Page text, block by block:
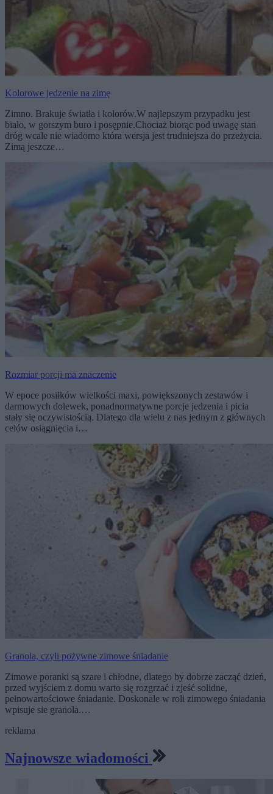
Kolorowe jedzenie na zimę
Zimno. Brakuje światła i kolorów.W najlepszym przypadku jest
biało, w gorszym buro i posępnie.Chociaż biorąc pod uwagę stan
dróg wcale nie wiadomo która wersja jest trudniejsza do przeżycia.
Zimą jeszcze…
Rozmiar porcji ma znaczenie
W epoce posiłków wielkości maxi, powiększonych zestawów i
darmowych dolewek, ponadnormatywne porcje jedzenia i picia
stały się oczywistością. Dlatego dla wielu z nas jednym z głównych
celów osiągnięcia i…
Granola, czyli pożywne zimowe śniadanie
Zimowe poranki są szare i chłodne, dlatego by dobrze zacząć dzień,
przed wyjściem z domu warto się rozgrzać i zjeść solidne,
pełnowartościowe śniadanie. Doskonale w roli zimowego śniadania
wpisuje sie granola.…
reklama
Najnowsze wiadomości